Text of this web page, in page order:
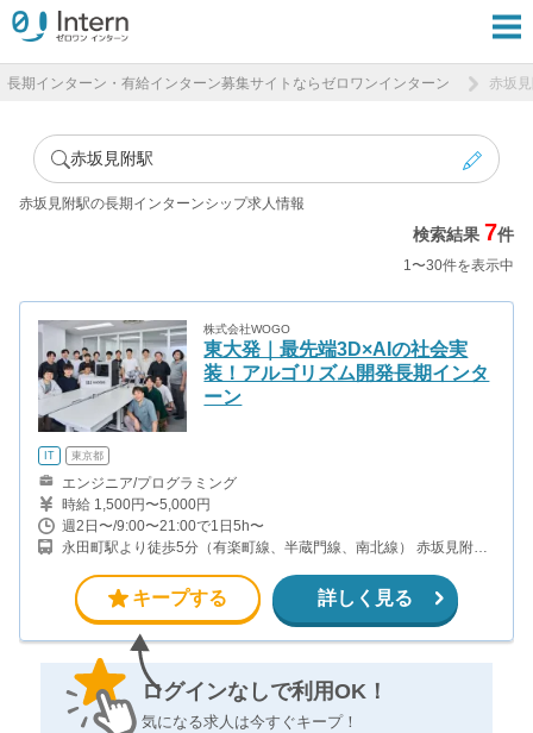
長期インターン・有給インターン募集サイトならゼロワンインターン 赤坂
赤坂見附駅
赤坂見附駅の長期インターンシップ求人情報
検索結果 7件
1〜30件を表示中
株式会社WOGO
東大発｜最先端3D×AIの社会実
装！アルゴリズム開発長期インタ
ーン
IT 東京都
エンジニア/プログラミング
時給 1,500円〜5,000円
週2日〜/9:00〜21:00で1日5h〜
永田町駅より徒歩5分（有楽町線、半蔵門線、南北線） 赤坂見附駅
麹町駅より徒歩5分(有楽町線)
キープする 詳しく見る
ログインなしで利用OK！
気になる求人は今すぐキープ！